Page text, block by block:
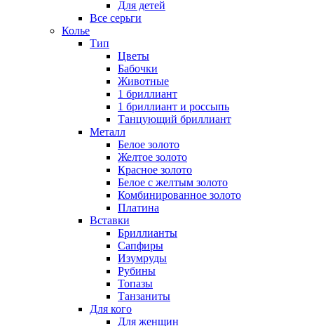
Для детей
Все серьги
Колье
Тип
Цветы
Бабочки
Животные
1 бриллиант
1 бриллиант и россыпь
Танцующий бриллиант
Металл
Белое золото
Желтое золото
Красное золото
Белое с желтым золото
Комбинированное золото
Платина
Вставки
Бриллианты
Сапфиры
Изумруды
Рубины
Топазы
Танзаниты
Для кого
Для женщин